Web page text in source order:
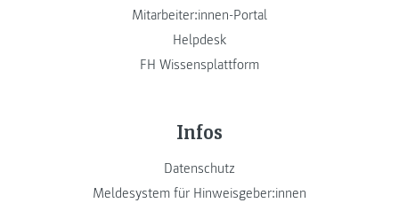
Mitarbeiter:innen-Portal
Helpdesk
FH Wissensplattform
Infos
Datenschutz
Meldesystem für Hinweisgeber:innen